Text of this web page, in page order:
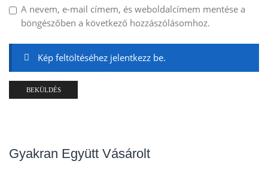
A nevem, e-mail címem, és weboldalcímem mentése a
böngészőben a következő hozzászólásomhoz.
Kép feltöltéséhez jelentkezz be.
Gyakran Együtt Vásárolt